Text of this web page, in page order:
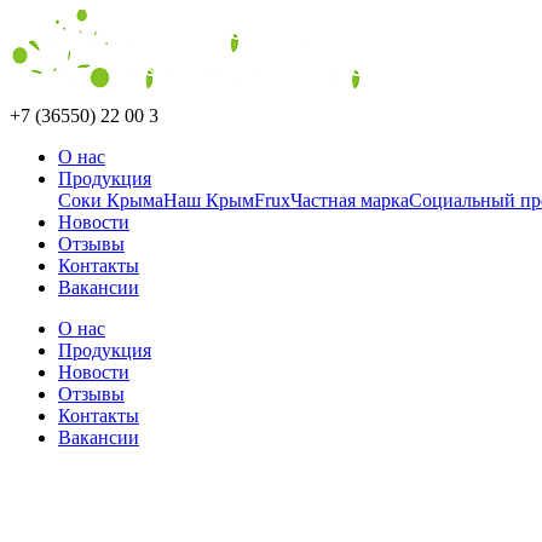
+7 (36550) 22 00 3
О нас
Продукция
Соки КрымаНаш КрымFruxЧастная маркаСоциальный
Новости
Отзывы
Контакты
Вакансии
О нас
Продукция
Новости
Отзывы
Контакты
Вакансии